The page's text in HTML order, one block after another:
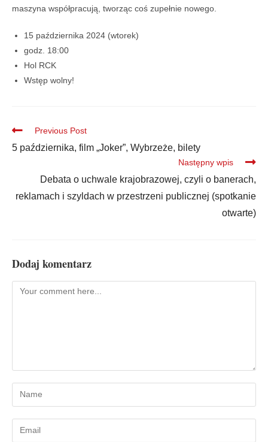
maszyna współpracują, tworząc coś zupełnie nowego.
15 października 2024 (wtorek)
godz. 18:00
Hol RCK
Wstęp wolny!
Previous Post
5 października, film „Joker”, Wybrzeże, bilety
Następny wpis
Debata o uchwale krajobrazowej, czyli o banerach,
reklamach i szyldach w przestrzeni publicznej (spotkanie
otwarte)
Dodaj komentarz